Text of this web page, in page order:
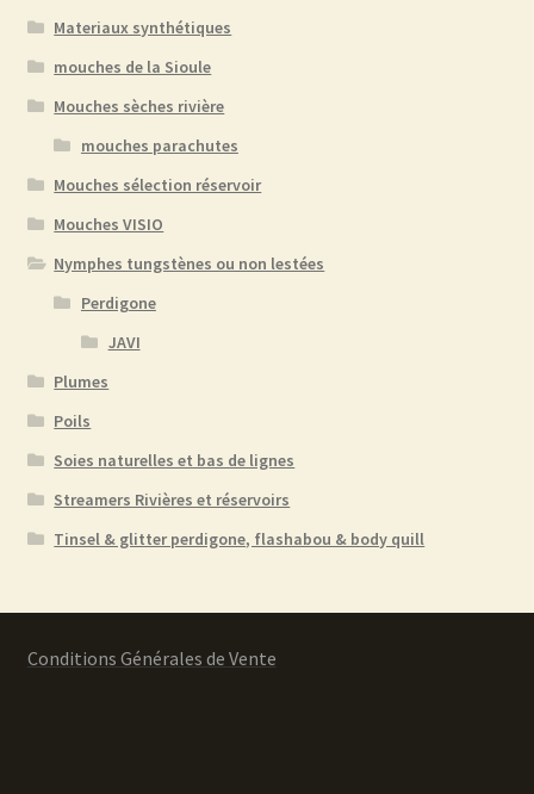
Materiaux synthétiques
mouches de la Sioule
Mouches sèches rivière
mouches parachutes
Mouches sélection réservoir
Mouches VISIO
Nymphes tungstènes ou non lestées
Perdigone
JAVI
Plumes
Poils
Soies naturelles et bas de lignes
Streamers Rivières et réservoirs
Tinsel & glitter perdigone, flashabou & body quill
Conditions Générales de Vente